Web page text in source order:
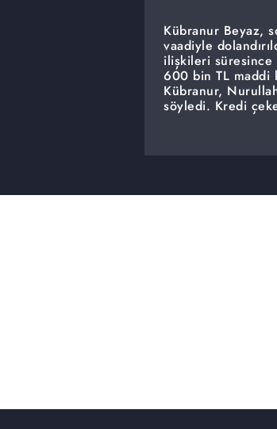
Kübranur Beyaz,
vaadiyle
ilişkileri süresince
600 bin TL maddi
Kübranur,
söyledi. Kredi
güven verdi.
düşündüm"